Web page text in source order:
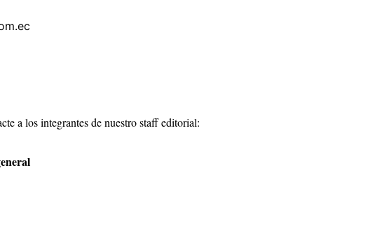
a los integrantes de nuestro staff editorial: